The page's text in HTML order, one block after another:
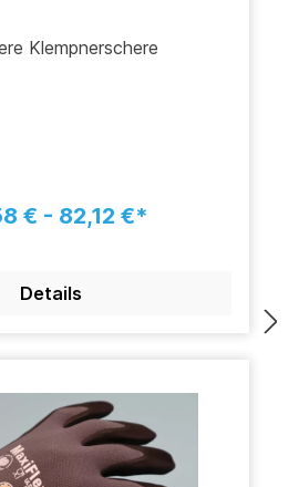
Klempnerschere
€ - 82,12 €*
Details